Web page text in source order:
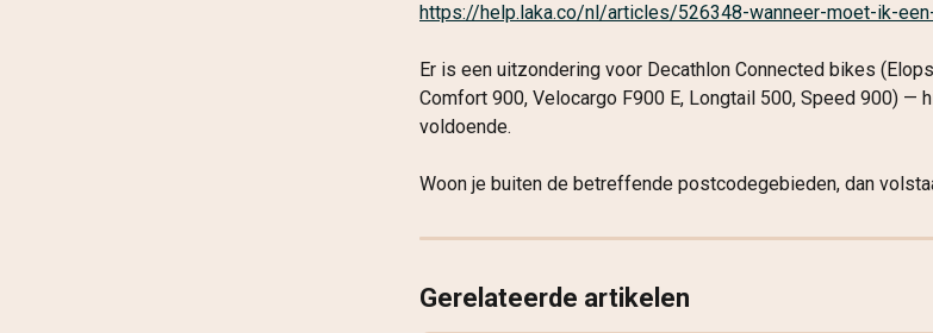
https://help.laka.co/nl/articles/526348-wanneer-moet-ik-
Er is een uitzondering voor Decathlon Connected bikes
Comfort 900, Velocargo F900 E, Longtail 500, Speed 900) —
voldoende.
Woon je buiten de betreffende postcodegebieden, dan
Gerelateerde artikelen